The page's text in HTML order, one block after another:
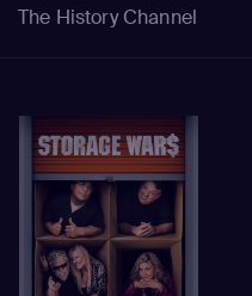
The History Channel